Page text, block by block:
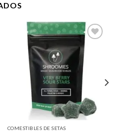
Add to
wishlist
COMESTIBLES DE SETAS